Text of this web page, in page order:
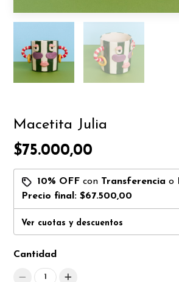
Macetita Julia
$75.000,00
10% OFF con Transferencia o
Precio final:$67.500,00
Ver cuotas y descuentos
Cantidad
1